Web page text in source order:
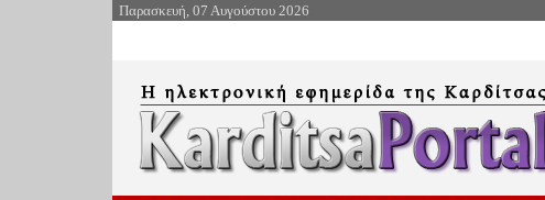
Παρασκευή, 07 Αυγούστου 2026